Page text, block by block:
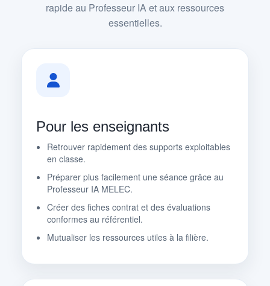
rapide au Professeur IA et aux ressources
essentielles.
Pour les enseignants
Retrouver rapidement des supports exploitables
en classe.
Préparer plus facilement une séance grâce au
Professeur IA MELEC.
Créer des fiches contrat et des évaluations
conformes au référentiel.
Mutualiser les ressources utiles à la filière.